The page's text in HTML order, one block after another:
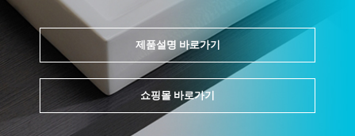
제품설명 바로가기
쇼핑몰 바로가기